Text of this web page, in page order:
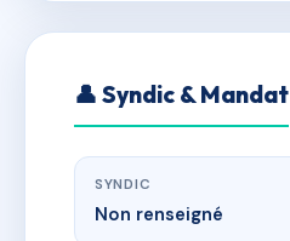
👤 Syndic & Mandat
SYNDIC
Non renseigné